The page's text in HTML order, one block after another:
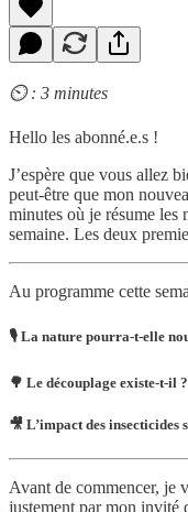
⏲️ : 3 minutes
Hello les abonné.e.s !
J’espère que vous allez
peut-être que mon
minutes où je résume les
semaine. Les deux
Au programme cette
🎙️ La nature pourra-t-elle
🌳 Le découplage existe-t-il ?
🎥 L’impact des
Avant de commencer, je
justement par mon invité